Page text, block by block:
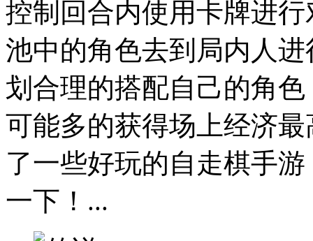
控制回合内使用卡牌进
池中的角色去到局内人
划合理的搭配自己的角
可能多的获得场上经济
了一些好玩的自走棋手
一下！...